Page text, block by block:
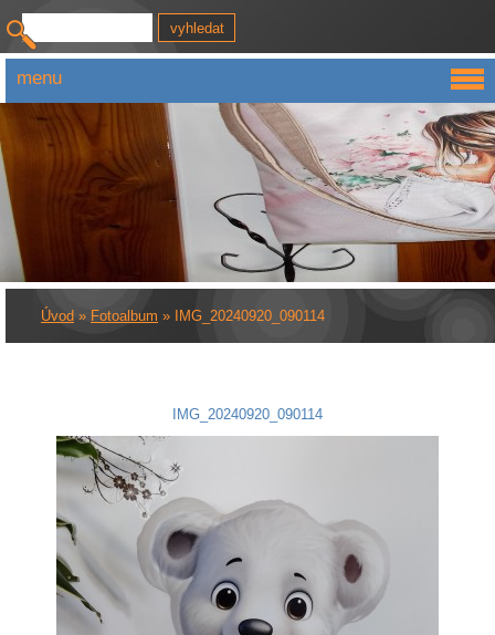
Úvod » Fotoalbum » IMG_20240920_090114
IMG_20240920_090114
menu